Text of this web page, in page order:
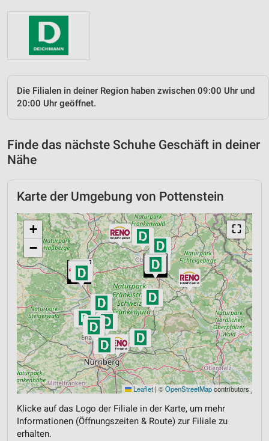
Die Filialen in deiner Region haben zwischen 09:00 Uhr und
20:00 Uhr geöffnet.
Finde das nächste Schuhe Geschäft in deiner
Nähe
Karte der Umgebung von Pottenstein
⛶
+
−
Leaflet | ©OpenStreetMapcontributors
Klicke auf das Logo der Filiale in der Karte, um mehr
Informationen (Öffnungszeiten & Route) zur Filiale zu
erhalten.